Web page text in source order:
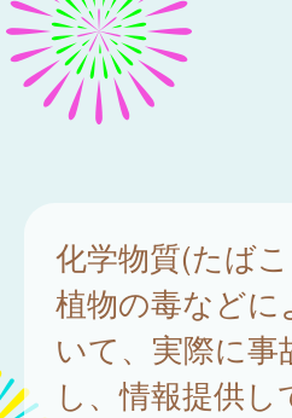
化学物質(たば
植物の毒など
いて、実際に
し、情報提供し